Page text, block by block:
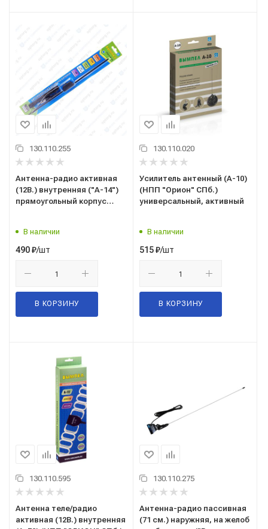
130.110.255
Антенна-радио активная
(12В.) внутренняя ("А-14")
прямоугольный корпус
В наличии
490₽/шт
В КОРЗИНУ
130.110.020
Усилитель антенный (А-10)
(НПП "Орион" СПб.)
универсальный, активный
В наличии
515₽/шт
В КОРЗИНУ
130.110.595
Антенна теле/радио
активная (12В.) внутренняя
130.110.275
Антенна-радио пассивная
(71 см.) наружняя, на желоб